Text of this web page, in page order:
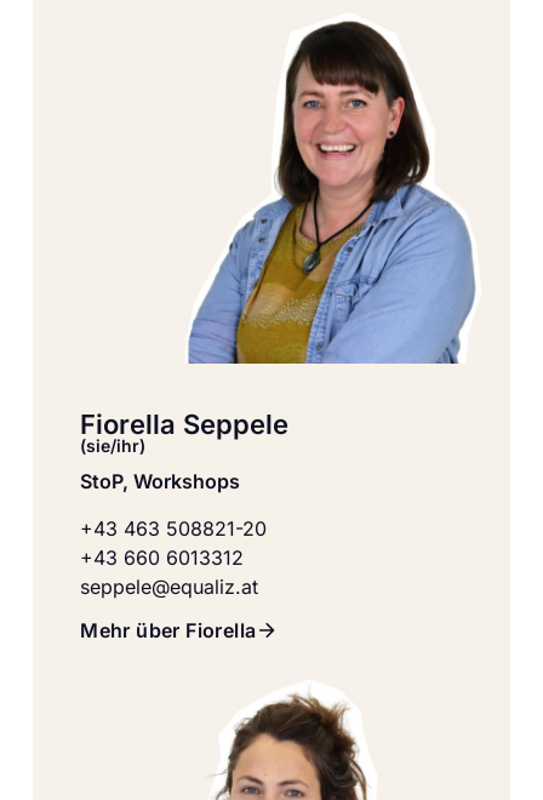
Fiorella Seppele
(sie/ihr)
StoP, Workshops
+43 463 508821-20
+43 660 6013312
seppele@equaliz.at
Mehr über Fiorella